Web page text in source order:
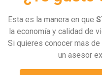
Esta es la manera en que
la economía y calidad de
Si quieres conocer mas
un asesor